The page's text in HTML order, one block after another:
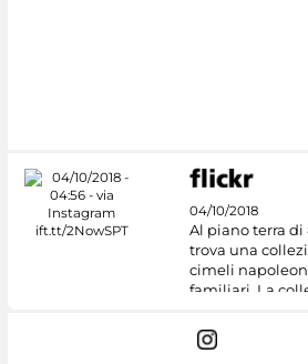
04/10/2018
Al piano terra
trova una
cimeli
familiari. La